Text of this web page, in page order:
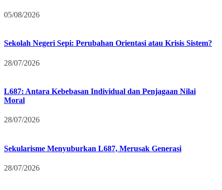
05/08/2026
Sekolah Negeri Sepi: Perubahan Orientasi atau Krisis Sistem?
28/07/2026
L687: Antara Kebebasan Individual dan Penjagaan Nilai
Moral
28/07/2026
Sekularisme Menyuburkan L687, Merusak Generasi
28/07/2026